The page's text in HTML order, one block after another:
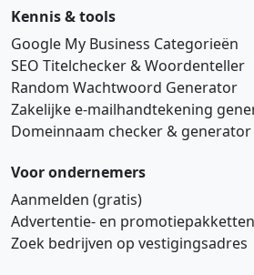
Kennis & tools
Google My Business Categorieën
SEO Titelchecker & Woordenteller
Random Wachtwoord Generator
Zakelijke e‑mailhandtekening
Domeinnaam checker & generator
Voor ondernemers
Aanmelden (gratis)
Advertentie‑ en promotiepakketten
Zoek bedrijven op vestigingsadres